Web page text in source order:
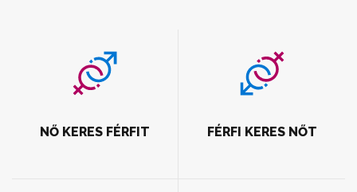
NŐ KERES FÉRFIT FÉRFI KERES NŐT